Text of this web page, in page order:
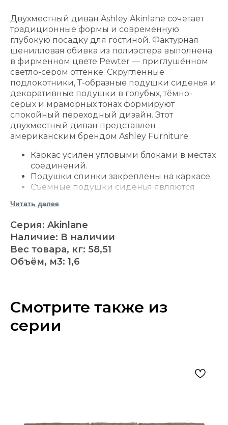
Двухместный диван Ashley Akinlane сочетает
традиционные формы и современную
глубокую посадку для гостиной. Фактурная
шенилловая обивка из полиэстера выполнена
в фирменном цвете Pewter — приглушённом
светло-сером оттенке. Скруглённые
подлокотники, Т-образные подушки сиденья и
декоративные подушки в голубых, тёмно-
серых и мраморных тонах формируют
спокойный переходный дизайн. Этот
двухместный диван представлен
американским брендом Ashley Furniture.
Каркас усилен угловыми блоками в местах
соединений.
Подушки спинки закреплены на каркасе.
Съёмные подушки сиденья являются
Подушки наполнены упругим
пенополиуретаном и дополнены слоем
полиэфирного волокна.
Фактурная шенилловая обивка выполнена
из полиэстера.
В комплект входят три декоративные
Для обивки декоративных подушек
используются полиэстер и смесовая ткань
из полиэстера и льна.
Ножки дивана имеют отделку под дерево.
Размер декоративных подушек: 610 мм.
Высота сиденья: 533 мм.
Читать далее
Серия: Akinlane
Наличие: В наличии
Вес товара, кг: 58,51
Объём, м3: 1,6
Смотрите также из
серии